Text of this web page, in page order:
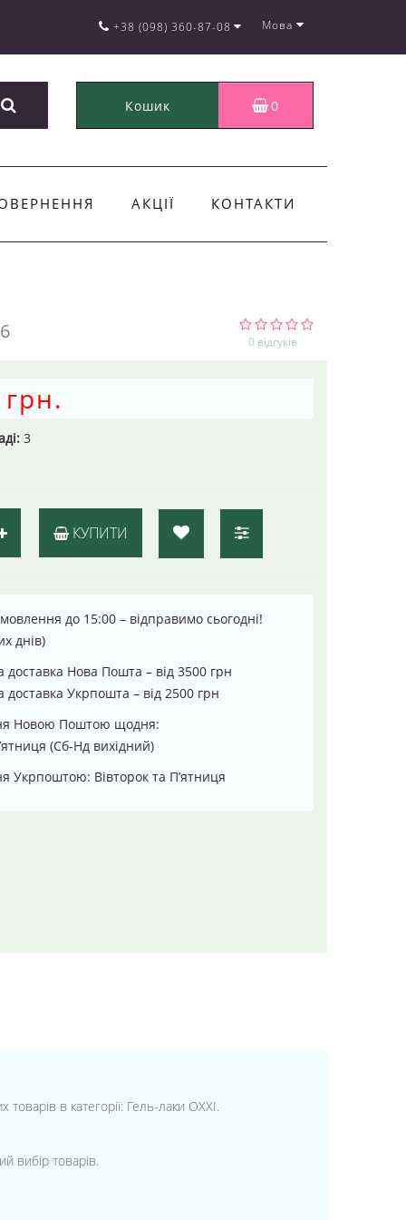
+38 (098) 360-87-08 Мова
Кошик 0
АКЦІЇ КОНТАКТИ
0 відгуків
3
КУПИТИ
до 15:00 – відправимо сьогодні!
днів)
доставка Нова Пошта – від 3500 грн
доставка Укрпошта – від 2500 грн
Новою Поштою щодня:
(Сб-Нд вихідний)
Укрпоштою: Вівторок та П’ятниця
в категорії: Гель-лаки OXXI.
вибір товарів.